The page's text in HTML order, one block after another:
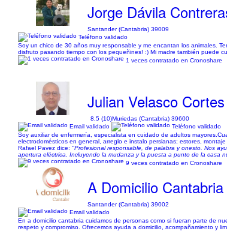
Jorge Dávila
Santander (Cantabria) 39009
Teléfono validado
Soy un chico de 30 años muy responsable y me encantan los animales.
disfruto pasando tiempo con los pequeñines! :) Mi madre también puede
1 veces contratado en Cronoshare
Julian Velasco Cortes
8,5 (10)Muriedas (Cantabria) 39600
Email validado
Teléfono validado
Soy auxiliar de enfermería, especialista en cuidado de adultos
electrodomésticos en general, arreglo e instalo persianas; estores,
Rafael Pavez dice: "Profesional responsable, de palabra y onesto. Nos
apertura eléctrica. Incluyendo la mudanza y la puesta a punto de la casa
9 veces contratado en Cronoshare
A Domicilio Cantabria
Santander (Cantabria) 39002
Email validado
En a domicilio cantabria cuidamos de personas como si fueran parte de
respeto y compromiso. Ofrecemos ayuda a domicilio, acompañamiento y